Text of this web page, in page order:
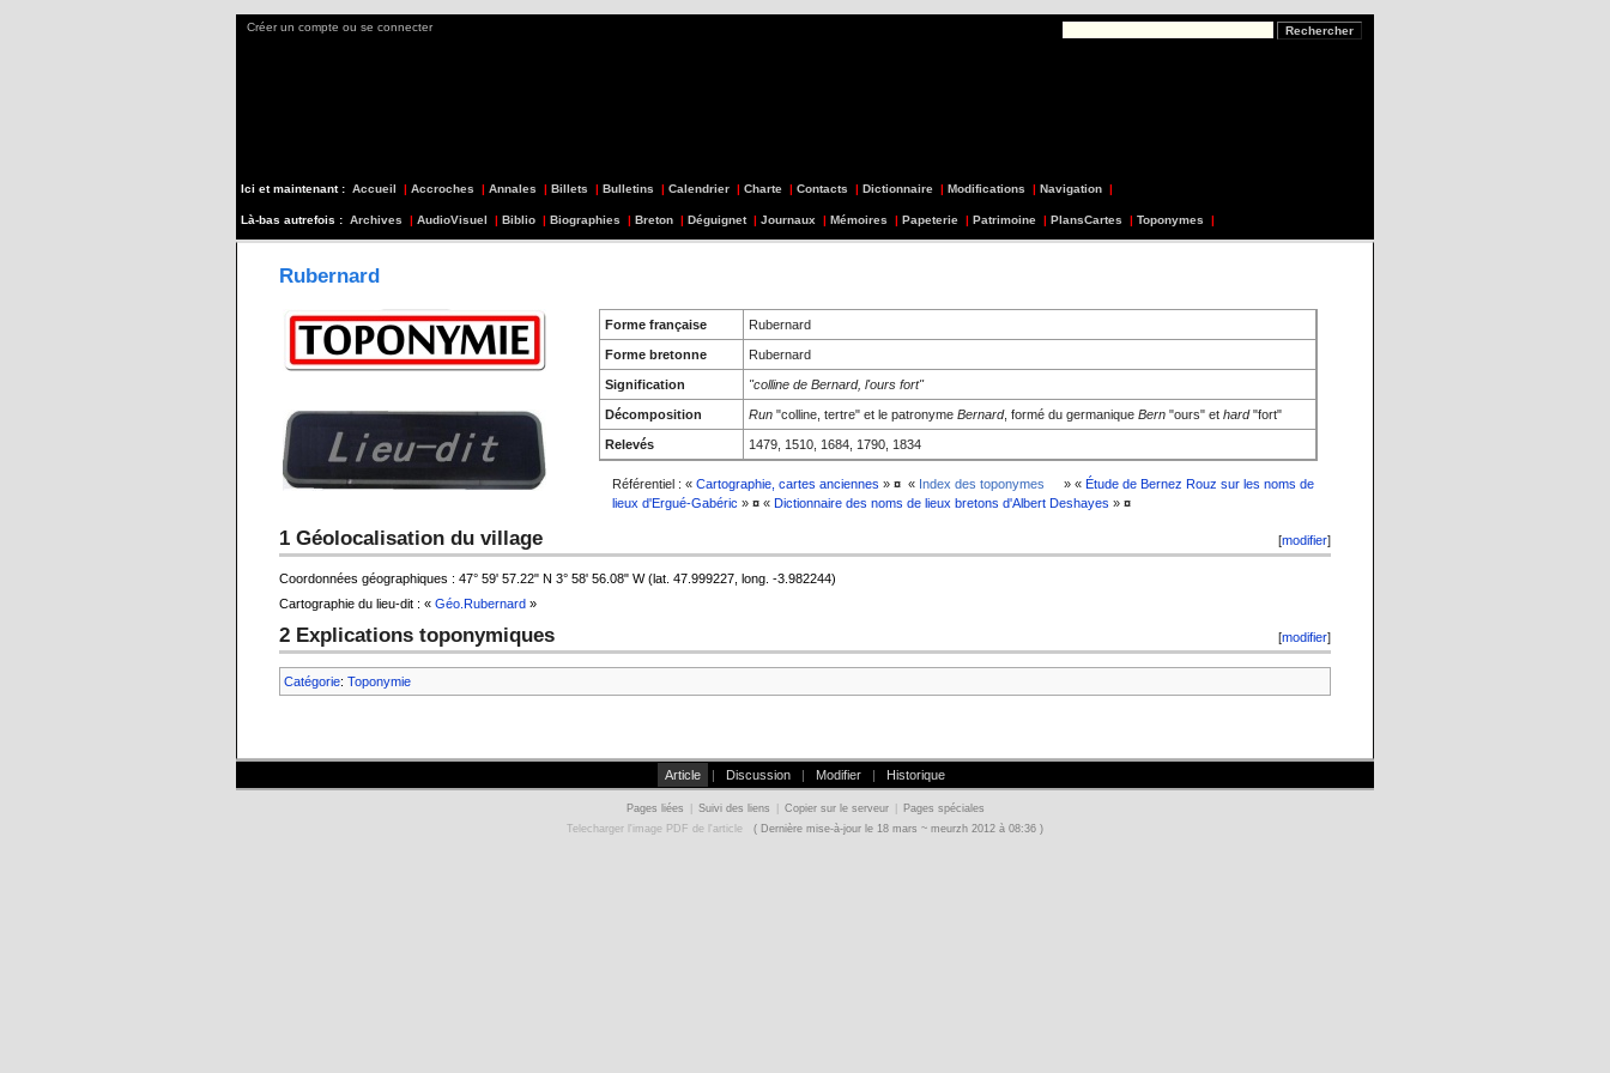
Créer un compte ou se connecter
Ici et maintenant : Accueil | Accroches | Annales | Billets | Bulletins | Calendrier | Charte | Contacts | Dictionnaire | Modifications | Navigation |
Là-bas autrefois : Archives | AudioVisuel | Biblio | Biographies | Breton | Déguignet | Journaux | Mémoires | Papeterie | Patrimoine | PlansCartes | Toponymes |
Rubernard
Forme française Rubernard
Forme bretonne Rubernard
Signification "colline de Bernard, l'ours fort"
Décomposition Run "colline, tertre" et le patronyme Bernard, formé du germanique Bern "ours" et hard"fort"
Relevés 1479, 1510, 1684, 1790, 1834
Référentiel : « Cartographie, cartes anciennes » ¤ « Index des toponymes » « Étude de Bernez Rouz sur les noms de
lieux d'Ergué-Gabéric » ¤ « Dictionnaire des noms de lieux bretons d'Albert Deshayes » ¤
[modifier]
1 Géolocalisation du village
Coordonnées géographiques : 47° 59' 57.22" N 3° 58' 56.08" W (lat. 47.999227, long. -3.982244)
Cartographie du lieu-dit : « Géo.Rubernard »
[modifier]
2 Explications toponymiques
Catégorie:Toponymie
Article | Discussion | Modifier | Historique
Pages liées Suivi des liens Copier sur le serveur
Pages spéciales
Telecharger l'image PDF de l'article
( Dernière mise-à-jour le 18 mars ~ meurzh 2012 à 08:36 )